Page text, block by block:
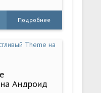
Подробнее
Андроид